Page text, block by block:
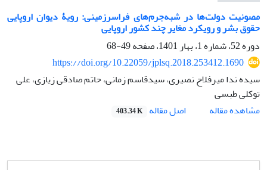
مصونیت دولت‌ها در شبه‌جرم‌های فراسرزمینی: رویۀ دیوان اروپایی
حقوق بشر و رویکرد مغایر چند کشور اروپایی
دوره 52، شماره 1، بهار 1401، صفحه
49-68
https://doi.org/10.22059/jplsq.2018.253412.1690
سیده ندا میرفلاح نصیری، سیدقاسم زمانی، حاتم صادقی زیازی، علی
توکلی طبسی
مشاهده مقاله
اصل مقاله 403.34 K